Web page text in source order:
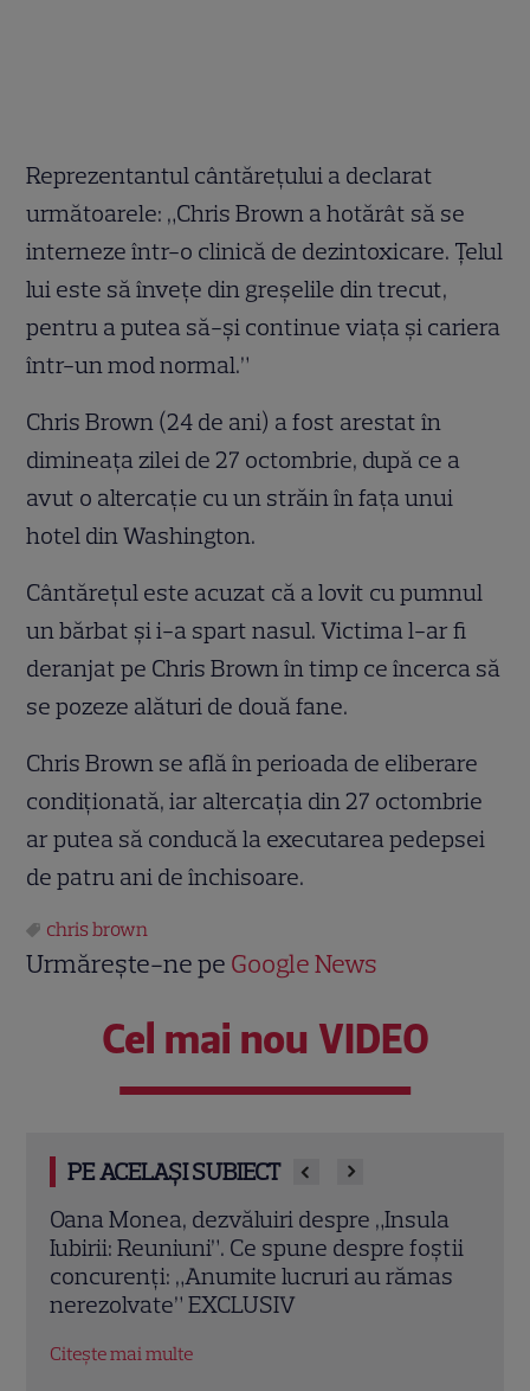
Reprezentantul cântăreţului a declarat
următoarele: „Chris Brown a hotărât să se
interneze într-o clinică de dezintoxicare. Ţelul
lui este să înveţe din greşelile din trecut,
pentru a putea să-şi continue viaţa şi cariera
într-un mod normal.”
Chris Brown (24 de ani) a fost arestat în
dimineaţa zilei de 27 octombrie, după ce a
avut o altercaţie cu un străin în faţa unui
hotel din Washington.
Cântăreţul este acuzat că a lovit cu pumnul
un bărbat şi i-a spart nasul. Victima l-ar fi
deranjat pe Chris Brown în timp ce încerca să
se pozeze alături de două fane.
Chris Brown se află în perioada de eliberare
condiţionată, iar altercaţia din 27 octombrie
ar putea să conducă la executarea pedepsei
de patru ani de închisoare.
chris brown
Urmărește-ne pe Google News
Cel mai nou VIDEO
PE ACELAȘI SUBIECT
Chef Orlando Zaharia și soția lui,
Mădălina, au împlinit 22 de ani de
căsnicie. Cum arătau în ziua nunții și
povestea lor de iubire
Citește mai multe